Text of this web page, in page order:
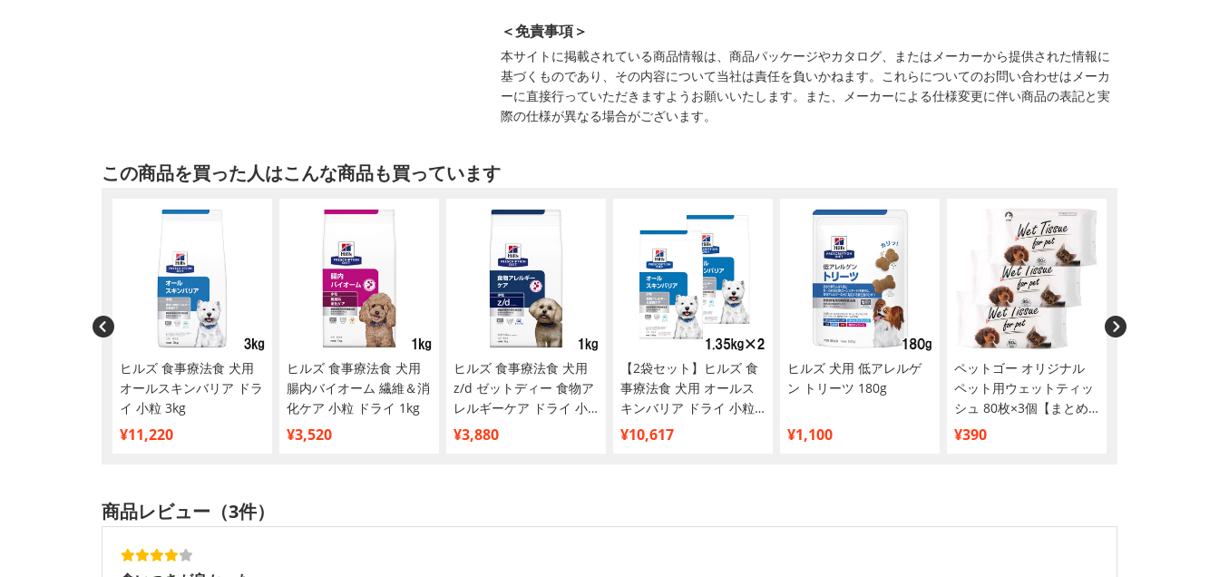
＜免責事項＞
本サイトに掲載されている商品情報は、商品パッケージやカタログ、またはメーカーから提供された情報に
基づくものであり、その内容について当社は責任を負いかねます。これらについてのお問い合わせはメーカ
ーに直接行っていただきますようお願いいたします。また、メーカーによる仕様変更に伴い商品の表記と実
際の仕様が異なる場合がございます。
この商品を買った人はこんな商品も買っています
ヒルズ 食事療法食 犬用
オールスキンバリア ドラ
イ 小粒 3kg
¥11,220
ヒルズ 食事療法食 犬用
腸内バイオーム 繊維＆消
化ケア 小粒 ドライ 1kg
¥3,520
ヒルズ 食事療法食 犬用
z/d ゼットディー 食物ア
レルギーケア ドライ 小
粒 1kg
¥3,880
【2袋セット】ヒルズ 食
事療法食 犬用 オールス
キンバリア ドライ 小粒
1.35kg
¥10,617
ヒルズ 犬用 低アレルゲ
ン トリーツ 180g
¥1,100
ペットゴー オリジナル
ペット用ウェットティッ
シュ 80枚×3個【まとめ
買い】
¥390
商品レビュー（3件）